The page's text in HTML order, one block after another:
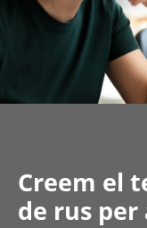
Creem el
de rus per